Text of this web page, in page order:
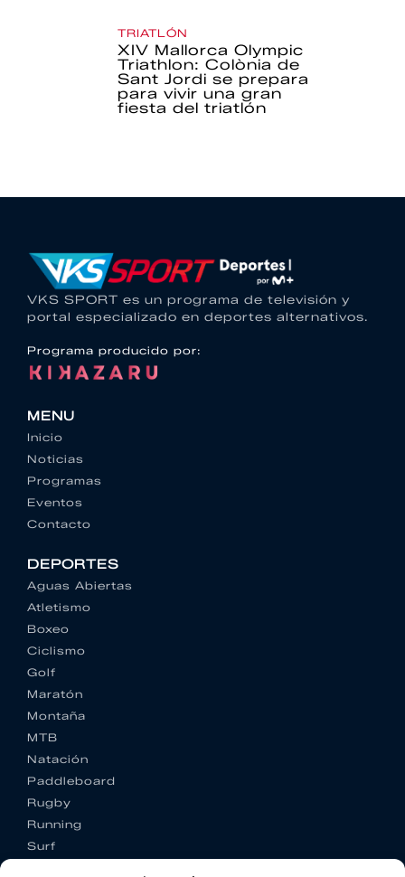
TRIATLÓN
XIV Mallorca Olympic
Triathlon: Colònia de
Sant Jordi se prepara
para vivir una gran
fiesta del triatlón
VKS SPORT es un programa de televisión y
portal especializado en deportes alternativos.
Programa producido por:
MENU
Inicio
Noticias
Programas
Eventos
Contacto
DEPORTES
Aguas Abiertas
Atletismo
Boxeo
Ciclismo
Golf
Maratón
Montaña
MTB
Natación
Paddleboard
Rugby
Running
Surf